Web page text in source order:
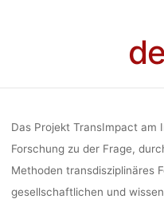
Das Projekt TransImpact am
Forschung zu der Frage,
Methoden transdisziplinäres
gesellschaftlichen und